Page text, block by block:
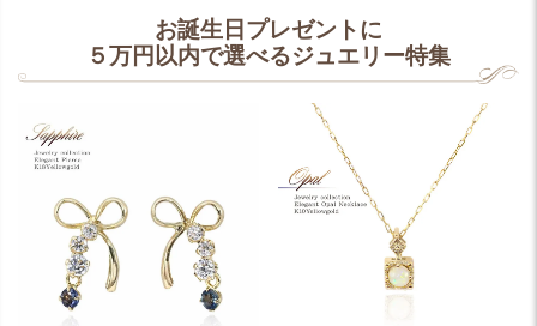
お誕生日プレゼントに
５万円以内で選べるジュエリー特集